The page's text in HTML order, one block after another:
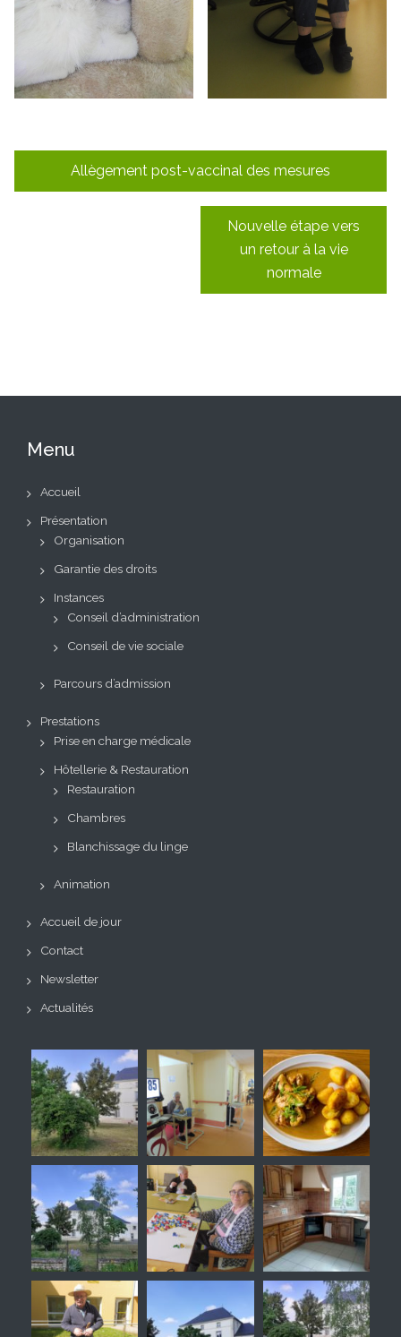
Navigation
de
Allègement post-vaccinal des mesures
Nouvelle étape vers
un retour à la vie
normale
Menu
Accueil
Présentation
Organisation
Garantie des droits
Instances
Conseil d’administration
Conseil de vie sociale
Parcours d’admission
Prestations
Prise en charge médicale
Hôtellerie & Restauration
Restauration
Chambres
Blanchissage du linge
Animation
Accueil de jour
Contact
Newsletter
Actualités